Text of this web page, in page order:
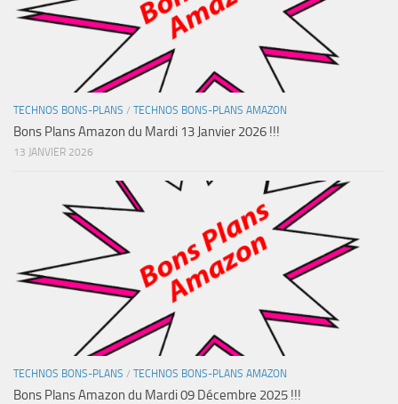
TECHNOS BONS-PLANS / TECHNOS BONS-PLANS AMAZON
Bons Plans Amazon du Mardi 13 Janvier 2026 !!!
13 JANVIER 2026
TECHNOS BONS-PLANS / TECHNOS BONS-PLANS AMAZON
Bons Plans Amazon du Mardi 09 Décembre 2025 !!!